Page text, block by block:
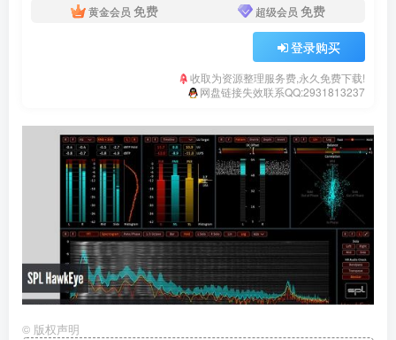
黄金会员 免费 超级会员 免费
登录购买
收取为资源整理服务费,永久免费下载!
网盘链接失效联系QQ:2931813237
© 版权声明